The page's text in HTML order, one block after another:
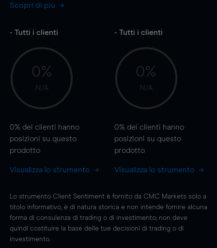
Scopri di più
- Tutti i clienti
0%
N/A
0% dei clienti hanno
posizioni su questo
prodotto
Visualizza lo strumento
- Tutti i clienti
0%
N/A
0% dei clienti hanno
posizioni su questo
prodotto
Visualizza lo strumento
Lo strumento Client Sentiment è fornito da CMC Markets solo a
titolo informativo, è di natura storica e non intende fornire alcuna
forma di consulenza di trading o di investimento; non deve
quindi costituire la base delle tue decisioni di trading o di
investimento.